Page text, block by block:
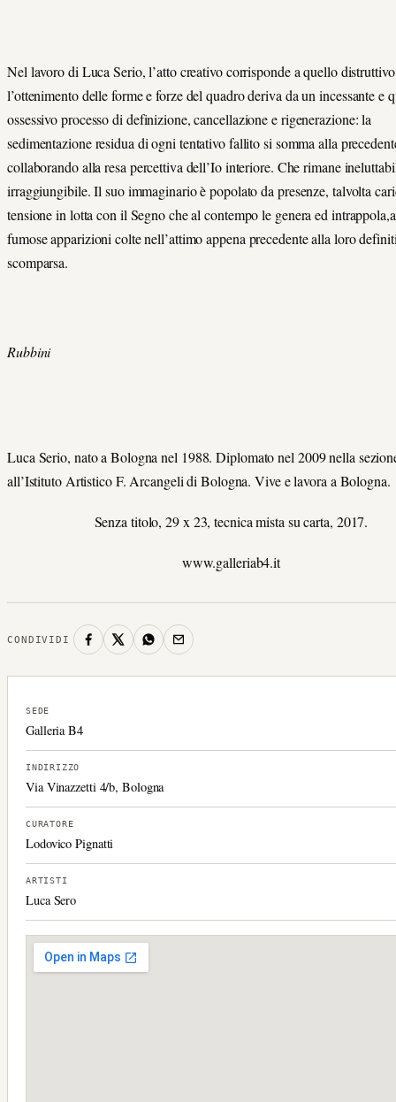
Nel lavoro di Luca Serio, l’atto creativo corrisponde a quello
l’ottenimento delle forme e forze del quadro deriva da un incessante e
ossessivo processo di definizione, cancellazione e rigenerazione: la
sedimentazione residua di ogni tentativo fallito si somma alla
collaborando alla resa percettiva dell’Io interiore. Che rimane
irraggiungibile. Il suo immaginario è popolato da presenze, talvolta
tensione in lotta con il Segno che al contempo le genera ed
fumose apparizioni colte nell’attimo appena precedente alla loro
scomparsa.
Rubbini
Luca Serio, nato a Bologna nel 1988. Diplomato nel 2009 nella
all’Istituto Artistico F. Arcangeli di Bologna. Vive e lavora a Bologna.
Senza titolo, 29 x 23, tecnica mista su carta, 2017.
www.galleriab4.it
CONDIVIDI
SEDE
Galleria B4
INDIRIZZO
Via Vinazzetti 4/b, Bologna
CURATORE
Lodovico Pignatti
ARTISTI
Luca Sero